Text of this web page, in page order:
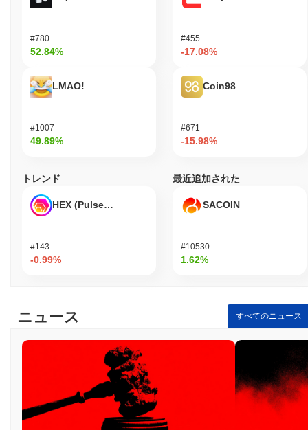
#780
52.84%
LMAO!
#1007
49.89%
#455
-17.08%
Coin98
#671
-15.98%
トレンド
HEX (Pulsechain)
#143
-0.99%
最近追加された
SACOIN
#10530
1.62%
ニュース すべてのニュース